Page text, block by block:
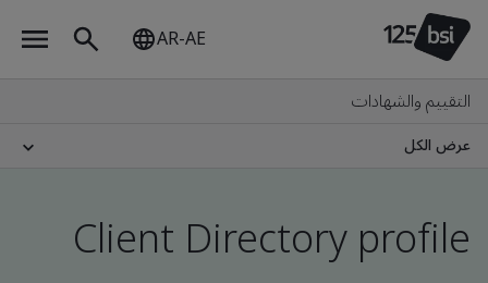
AR-AE
التقييم والشهادات
عرض الكل
Client Directory profile